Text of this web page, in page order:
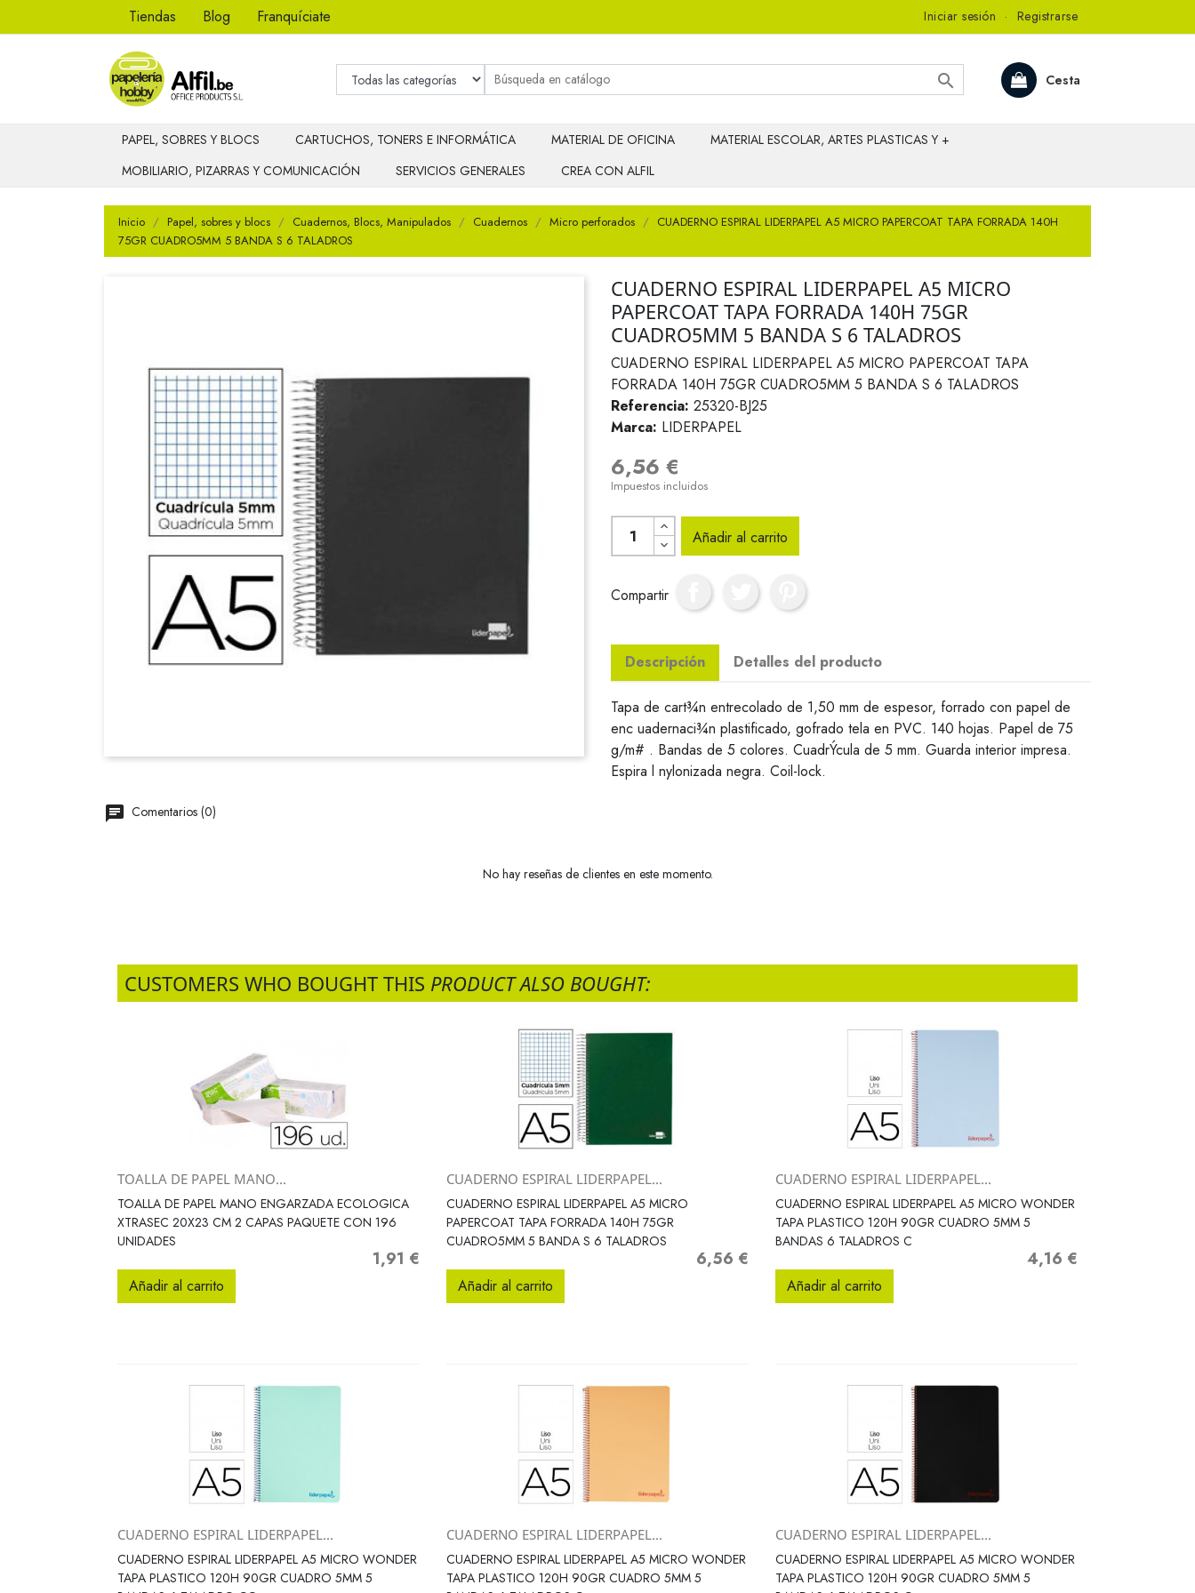
Tiendas Blog Franquíciate Iniciar sesión · Registrarse
Cesta

PAPEL, SOBRES Y BLOCS CARTUCHOS, TONERS E INFORMÁTICA MATERIAL DE OFICINA
MATERIAL ESCOLAR, ARTES PLASTICAS Y +
MOBILIARIO, PIZARRAS Y COMUNICACIÓN
SERVICIOS GENERALES CREA CON ALFIL
Inicio Papel, sobres y blocs Cuadernos, Blocs, Manipulados Cuadernos Micro perforados
CUADERNO ESPIRAL LIDERPAPEL A5 MICRO PAPERCOAT TAPA FORRADA 140H
75GR CUADRO5MM 5 BANDA S 6 TALADROS
CUADERNO ESPIRAL LIDERPAPEL A5 MICRO
PAPERCOAT TAPA FORRADA 140H 75GR
CUADRO5MM 5 BANDA S 6 TALADROS
CUADERNO ESPIRAL LIDERPAPEL A5 MICRO PAPERCOAT TAPA
FORRADA 140H 75GR CUADRO5MM 5 BANDA S 6 TALADROS
Referencia: 25320-BJ25
Marca: LIDERPAPEL
6,56 €
Impuestos incluidos
Añadir al carrito
Compartir
Descripción Detalles del producto
Tapa de cart¾n entrecolado de 1,50 mm de espesor, forrado con papel de
enc uadernaci¾n plastificado, gofrado tela en PVC. 140 hojas. Papel de 75
g/m# . Bandas de 5 colores. CuadrÝcula de 5 mm. Guarda interior impresa.
Espira l nylonizada negra. Coil-lock.
Comentarios (0)
No hay reseñas de clientes en este momento.
CUSTOMERS WHO BOUGHT THIS PRODUCT ALSO BOUGHT:
 Vista rápida
TOALLA DE PAPEL MANO...
TOALLA DE PAPEL MANO ENGARZADA ECOLOGICA
XTRASEC 20X23 CM 2 CAPAS PAQUETE CON 196
UNIDADES
Precio
1,91 €
Añadir al carrito
Vista rápida
CUADERNO ESPIRAL LIDERPAPEL...
CUADERNO ESPIRAL LIDERPAPEL A5 MICRO
PAPERCOAT TAPA FORRADA 140H 75GR
CUADRO5MM 5 BANDA S 6 TALADROS
Precio
6,56 €
Añadir al carrito
Vista rápida
CUADERNO ESPIRAL LIDERPAPEL...
CUADERNO ESPIRAL LIDERPAPEL A5 MICRO WONDER
TAPA PLASTICO 120H 90GR CUADRO 5MM 5
BANDAS 6 TALADROS C
Precio
4,16 €
Añadir al carrito
Vista rápida
CUADERNO ESPIRAL LIDERPAPEL...
CUADERNO ESPIRAL LIDERPAPEL A5 MICRO WONDER
TAPA PLASTICO 120H 90GR CUADRO 5MM 5
Vista rápida
CUADERNO ESPIRAL LIDERPAPEL...
CUADERNO ESPIRAL LIDERPAPEL A5 MICRO WONDER
TAPA PLASTICO 120H 90GR CUADRO 5MM 5
Vista rápida
CUADERNO ESPIRAL LIDERPAPEL...
CUADERNO ESPIRAL LIDERPAPEL A5 MICRO WONDER
TAPA PLASTICO 120H 90GR CUADRO 5MM 5